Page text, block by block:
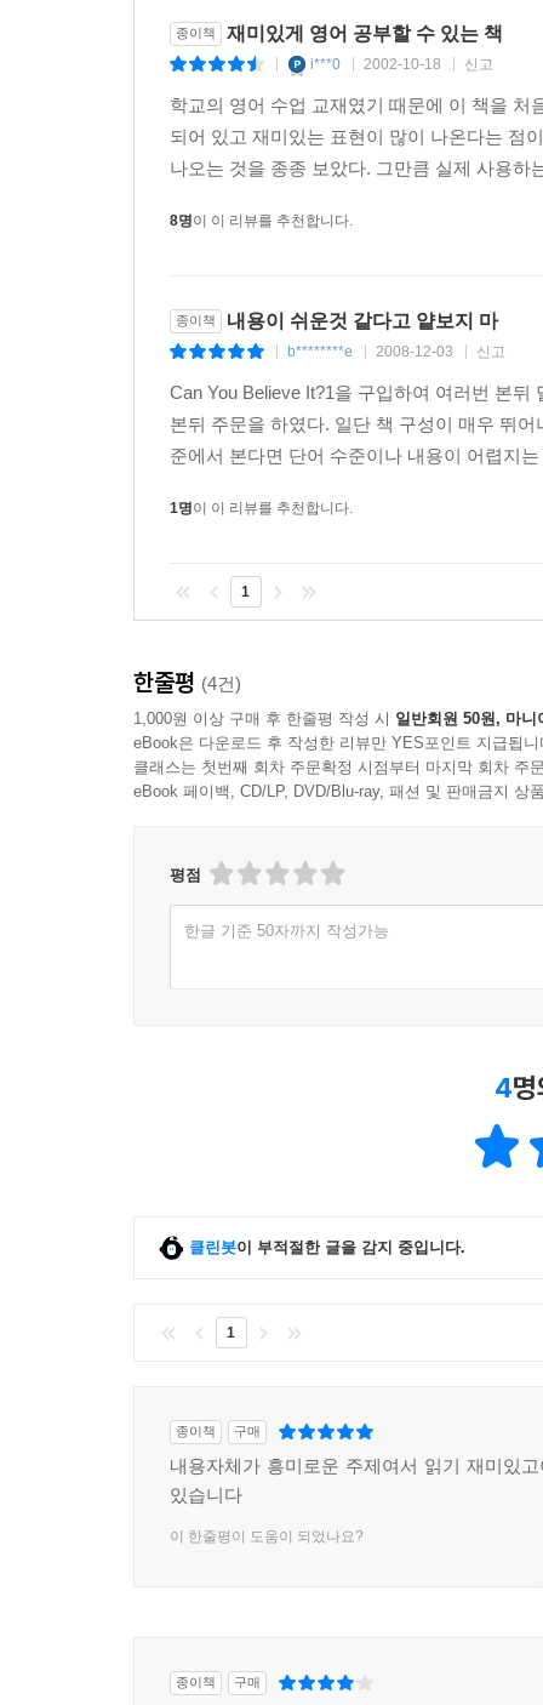
종이책 재미있게 영어 공부할 수 있는 책
i***0 2002-10-18 신고
학교의 영어 수업 교재였기 때문에 이 책을
되어 있고 재미있는 표현이 많이 나온다는 점
나오는 것을 종종 보았다. 그만큼 실제 사용
8명이 이 리뷰를 추천합니다.
종이책 내용이 쉬운것 같다고 얕보지 마
b********e 2008-12-03 신고
Can You Believe It?1을 구입하여 여러번 본
본뒤 주문을 하였다. 일단 책 구성이 매우 뛰
준에서 본다면 단어 수준이나 내용이 어렵지
1명이 이 리뷰를 추천합니다.
1
한줄평 (4건)
1,000원 이상 구매 후 한줄평 작성 시 일반회원 50원, 마니
eBook은 다운로드 후 작성한 리뷰만 YES포인트 지급됩니
클래스는 첫번째 회차 주문확정 시점부터 마지막 회차 주
eBook 페이백, CD/LP, DVD/Blu-ray, 패션 및 판매금지 상
평점
한글 기준 50자까지 작성가능
4
클린봇이 부적절한 글을 감지 중입니다.
1
종이책 구매
내용자체가 흥미로운 주제여서 읽기 재미있
있습니다
이 한줄평이 도움이 되었나요?
종이책 구매